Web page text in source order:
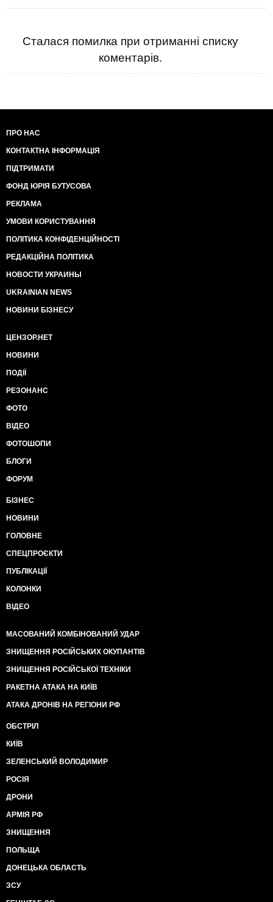
Сталася помилка при отриманні списку
коментарів.
ПРО НАС
КОНТАКТНА ІНФОРМАЦІЯ
ПІДТРИМАТИ
ФОНД ЮРІЯ БУТУСОВА
РЕКЛАМА
УМОВИ КОРИСТУВАННЯ
ПОЛІТИКА КОНФІДЕНЦІЙНОСТІ
РЕДАКЦІЙНА ПОЛІТИКА
НОВОСТИ УКРАИНЫ
UKRAINIAN NEWS
НОВИНИ БІЗНЕСУ
ЦЕНЗОР.НЕТ
НОВИНИ
ПОДІЇ
РЕЗОНАНС
ФОТО
ВІДЕО
ФОТОШОПИ
БЛОГИ
ФОРУМ
БІЗНЕС
НОВИНИ
ГОЛОВНЕ
СПЕЦПРОЄКТИ
ПУБЛІКАЦІЇ
КОЛОНКИ
ВІДЕО
МАСОВАНИЙ КОМБІНОВАНИЙ УДАР
ЗНИЩЕННЯ РОСІЙСЬКИХ ОКУПАНТІВ
ЗНИЩЕННЯ РОСІЙСЬКОЇ ТЕХНІКИ
РАКЕТНА АТАКА НА КИЇВ
АТАКА ДРОНІВ НА РЕГІОНИ РФ
ОБСТРІЛ
КИЇВ
ЗЕЛЕНСЬКИЙ ВОЛОДИМИР
РОСІЯ
ДРОНИ
АРМІЯ РФ
ЗНИЩЕННЯ
ПОЛЬЩА
ДОНЕЦЬКА ОБЛАСТЬ
ЗСУ